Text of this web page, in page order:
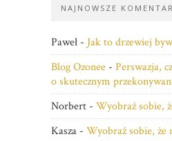
NAJNOWSZE
Paweł - Jak to drzewiej
Blog Ozonee - Perswazja,
o skutecznym
Norbert - Wyobraź sobie,
Kasza - Wyobraź sobie, że